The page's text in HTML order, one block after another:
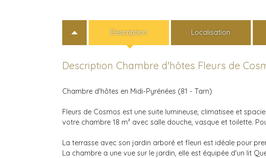
Description Localisation
Description Chambre d'hôtes Fleurs de
Chambre d'hôtes en Midi-Pyrénées (81 - Tarn)
Fleurs de Cosmos est une suite lumineuse, climatisee et
votre chambre 18 m² avec salle douche, vasque et toilette.
La terrasse avec son jardin arboré et fleuri est idéale pour
La chambre a une vue sur le jardin, elle est équipée d'un lit